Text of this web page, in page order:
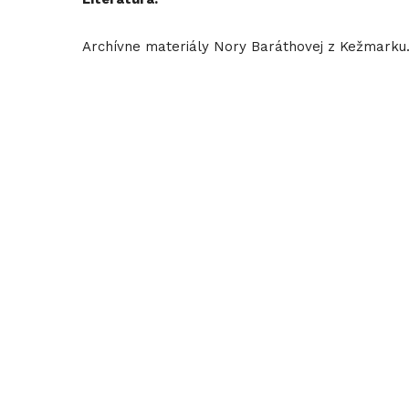
Archívne materiály Nory Baráthovej z Kežmarku.